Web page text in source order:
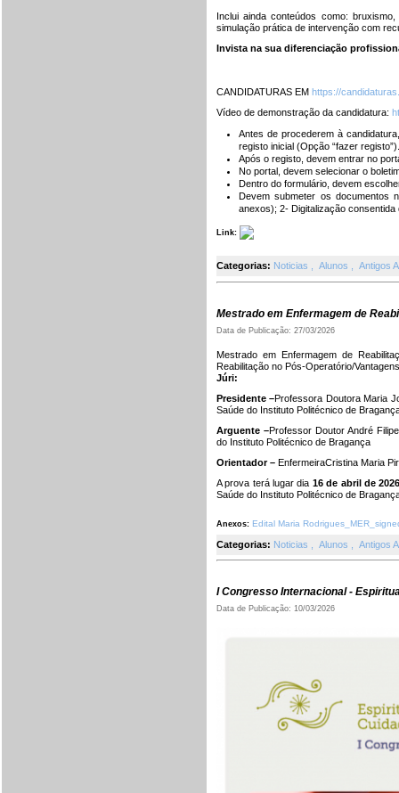
Inclui ainda conteúdos como:
simulação prática de intervenção com
Invista na sua diferenciação
CANDIDATURAS EM https://
Vídeo de demonstração da candidatura:
Antes de procederem à
registo inicial (Opção “fazer registo”).
Após o registo, devem entrar no
No portal, devem selecionar o
Dentro do formulário, devem
Devem submeter os documentos
anexos); 2- Digitalização
Link:
Categorias: Noticias Alunos Antigos
Mestrado em Enfermagem de
Data de Publicação: 27/03/2026
Mestrado em Enfermagem de
Reabilitação no Pós-Operatório/
Júri:
Presidente –Professora Doutora Maria
Saúde do Instituto Politécnico de
Arguente –Professor Doutor André
do Instituto Politécnico de Bragança
Orientador – EnfermeiraCristina Maria
A prova terá lugar dia 16 de abril de
Saúde do Instituto Politécnico de
Anexos: Edital Maria
Categorias: Noticias Alunos Antigos
I Congresso Internacional -
Data de Publicação: 10/03/2026